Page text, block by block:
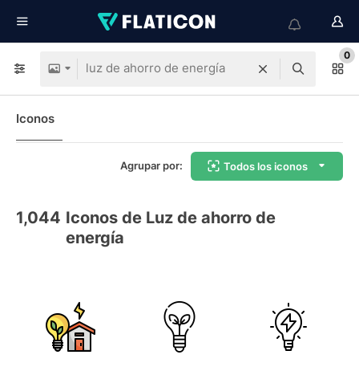
0
Iconos
Agrupar por: Todos los iconos
1,044 Iconos de Luz de ahorro de
energía